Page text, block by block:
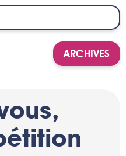
ARCHIVES